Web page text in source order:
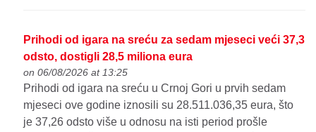
Prihodi od igara na sreću za sedam mjeseci veći 37,3
odsto, dostigli 28,5 miliona eura
on 06/08/2026 at 13:25
Prihodi od igara na sreću u Crnoj Gori u prvih sedam
mjeseci ove godine iznosili su 28.511.036,35 eura, što
je 37,26 odsto više u odnosu na isti period prošle